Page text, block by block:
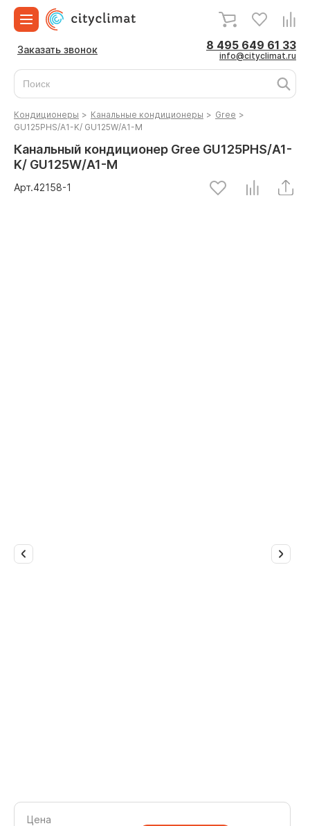
Заказать звонок 8 495 649 61 33
info@cityclimat.ru
Кондиционеры > Канальные кондиционеры > Gree >
GU125PHS/A1-K/ GU125W/A1-M
Канальный кондиционер Gree GU125PHS/A1-
K/ GU125W/A1-M
Арт.42158-1
Цена